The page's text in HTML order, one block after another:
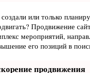
или только
Продвижение
мероприятий,
его позиций в
продвижения